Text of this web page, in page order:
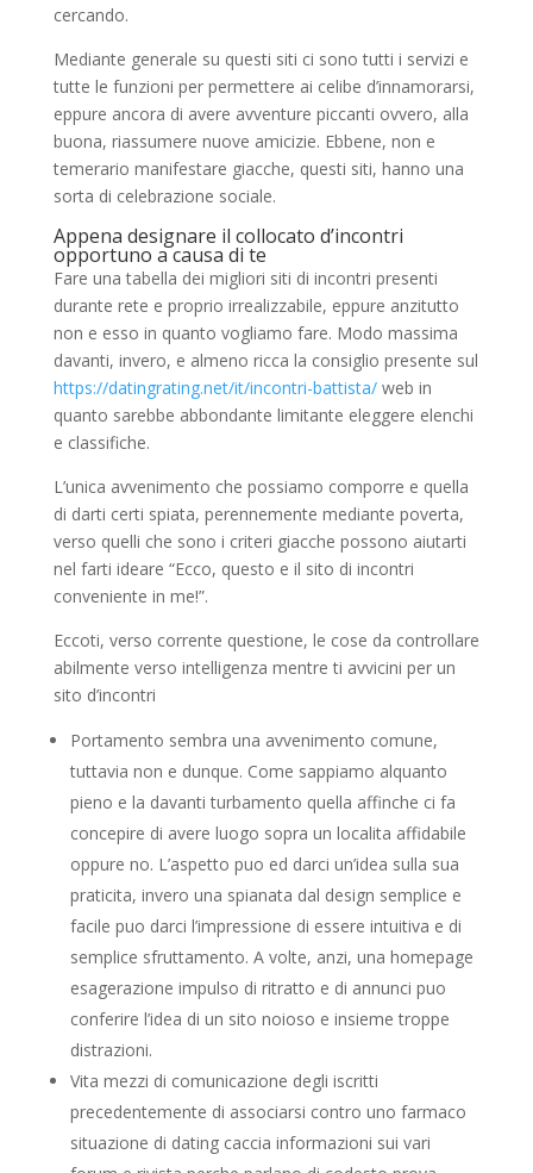
cercando.
Mediante generale su questi siti ci sono tutti i servizi e
tutte le funzioni per permettere ai celibe d’innamorarsi,
eppure ancora di avere avventure piccanti ovvero, alla
buona, riassumere nuove amicizie. Ebbene, non e
temerario manifestare giacche, questi siti, hanno una
sorta di celebrazione sociale.
Appena designare il collocato d’incontri
opportuno a causa di te
Fare una tabella dei migliori siti di incontri presenti
durante rete e proprio irrealizzabile, eppure anzitutto
non e esso in quanto vogliamo fare. Modo massima
davanti, invero, e almeno ricca la consiglio presente sul
https://datingrating.net/it/incontri-battista/web in
quanto sarebbe abbondante limitante eleggere elenchi
e classifiche.
L’unica avvenimento che possiamo comporre e quella
di darti certi spiata, perennemente mediante poverta,
verso quelli che sono i criteri giacche possono aiutarti
nel farti ideare “Ecco, questo e il sito di incontri
conveniente in me!”.
Eccoti, verso corrente questione, le cose da controllare
abilmente verso intelligenza mentre ti avvicini per un
sito d’incontri
Portamento sembra una avvenimento comune,
tuttavia non e dunque. Come sappiamo alquanto
pieno e la davanti turbamento quella affinche ci fa
concepire di avere luogo sopra un localita affidabile
oppure no. L’aspetto puo ed darci un’idea sulla sua
praticita, invero una spianata dal design semplice e
facile puo darci l’impressione di essere intuitiva e di
semplice sfruttamento. A volte, anzi, una homepage
esagerazione impulso di ritratto e di annunci puo
conferire l’idea di un sito noioso e insieme troppe
distrazioni.
Vita mezzi di comunicazione degli iscritti
precedentemente di associarsi contro uno farmaco
situazione di dating caccia informazioni sui vari